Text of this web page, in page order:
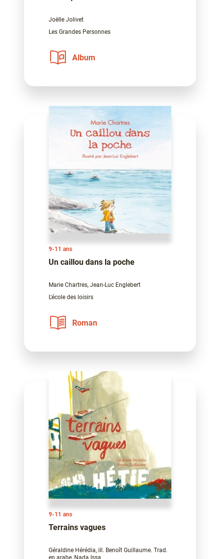
Joëlle Jolivet
Les Grandes Personnes
Album
9-11 ans
Un caillou dans la poche
Marie Chartres, Jean-Luc Englebert
L'école des loisirs
Roman
9-11 ans
Terrains vagues
Géraldine Hérédia, ill. Benoît Guillaume. Trad.
en arabe, Nada Issa